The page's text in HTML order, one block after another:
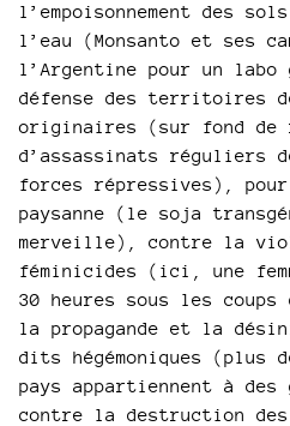
l’empoisonnement des
l’eau (Monsanto et ses
l’Argentine pour un
défense des territoires
originaires (sur fond de
d’assassinats réguliers
forces répressives),
paysanne (le soja
merveille), contre la
féminicides (ici, une
30 heures sous les coups
la propagande et la
dits hégémoniques (plus
pays appartiennent à
contre la destruction